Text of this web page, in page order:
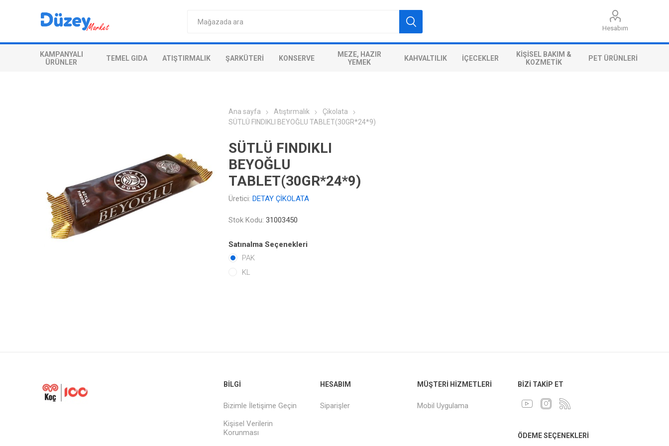
Hesabım
KAMPANYALI
ÜRÜNLER
TEMEL GIDA ATIŞTIRMALIK ŞARKÜTERI KONSERVE
MEZE, HAZIR
YEMEK
KAHVALTILIK İÇECEKLER
KIŞISEL BAKIM &
KOZMETIK
PET ÜRÜNLERI
Ana sayfa Atıştırmalık
Çikolata
SÜTLÜ FINDIKLI BEYOĞLU TABLET(30GR*24*9)
SÜTLÜ FINDIKLI
BEYOĞLU
TABLET(30GR*24*9)
Üretici: DETAY ÇİKOLATA
Stok Kodu: 31003450
Satınalma Seçenekleri
PAK
KL
BILGI
Bizimle İletişime Geçin
Kişisel Verilerin
Korunması
HESABIM
Siparişler
MÜŞTERI HIZMETLERI
Mobil Uygulama
BIZI TAKIP ET
ÖDEME SEÇENEKLERI